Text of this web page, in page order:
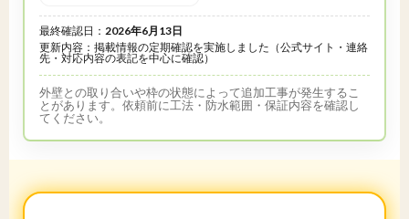
最終確認日： 2026年6月13日
更新内容：掲載情報の定期確認を実施しました（公式サイト・連絡
先・対応内容の表記を中心に確認）
外壁との取り合いや枠の状態によって追加工事が発生するこ
とがあります。依頼前に工法・防水範囲・保証内容を確認し
てください。